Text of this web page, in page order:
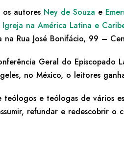
autores Ney de Souza e
na América Latina e
Rua José Bonifácio, 99 –
Geral do Episcopado
no México, o leitores
teólogos e teólogas de vários
refundar e redescobrir